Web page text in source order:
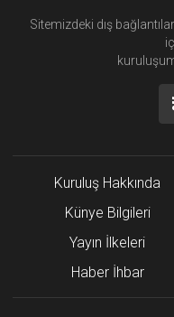
Sitemizdeki dış
Kuruluş Hakkında
Künye Bilgileri
Yayın İlkeleri
Haber İhbar